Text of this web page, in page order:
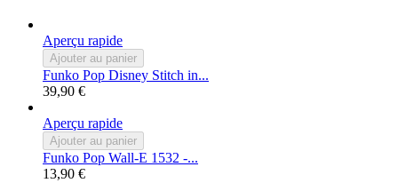
Aperçu rapide
Ajouter au panier
Funko Pop Disney Stitch in...
39,90 €
Aperçu rapide
Ajouter au panier
Funko Pop Wall-E 1532 -...
13,90 €